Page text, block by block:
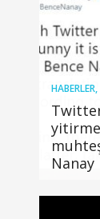
HABERLER,
Nanay